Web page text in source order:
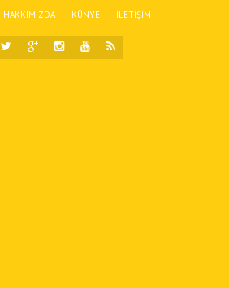
HAKKIMIZDA KÜNYE İLETIŞIM